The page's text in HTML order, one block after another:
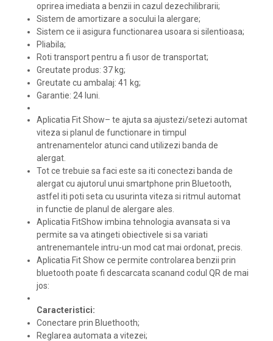
oprirea imediata a benzii in cazul dezechilibrarii;
Sistem de amortizare a socului la alergare;
Sistem ce ii asigura functionarea usoara si silentioasa;
Pliabila;
Roti transport pentru a fi usor de transportat;
Greutate produs: 37 kg;
Greutate cu ambalaj: 41 kg;
Garantie: 24 luni.
Aplicatia Fit Show– te ajuta sa ajustezi/setezi automat
viteza si planul de functionare in timpul
antrenamentelor atunci cand utilizezi banda de
alergat.
Tot ce trebuie sa faci este sa iti conectezi banda de
alergat cu ajutorul unui smartphone prin Bluetooth,
astfel iti poti seta cu usurinta viteza si ritmul automat
in functie de planul de alergare ales.
Aplicatia FitShow imbina tehnologia avansata si va
permite sa va atingeti obiectivele si sa variati
antrenemantele intru-un mod cat mai ordonat, precis.
Aplicatia Fit Show ce permite controlarea benzii prin
bluetooth poate fi descarcata scanand codul QR de mai
jos:
Caracteristici:
Conectare prin Bluethooth;
Reglarea automata a vitezei;